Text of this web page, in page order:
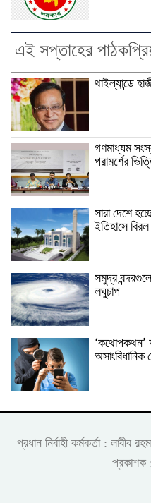
এই সপ্তাহের
থাইল্যান্ডে
গণমাধ্যম
পরামর্শের
সারা দেশে
ইতিহাসে
সমুদ্র
লঘুচাপ
‘কথোপকথন’
প্রধান নির্বাহী কর্মকর্তা :
প্রকাশক